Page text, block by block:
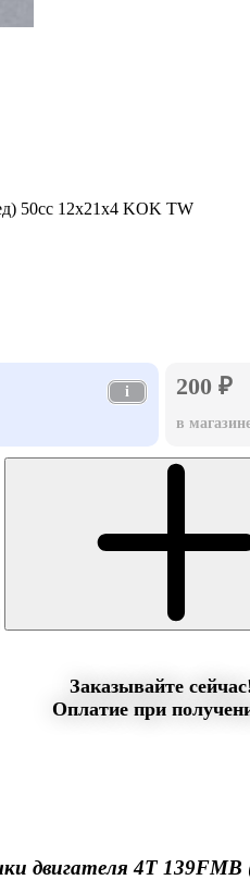
50сс 12x21x4 KOK TW
i
200 ₽
в
Заказывайте
Оплатие при
двигателя 4T 139FMB